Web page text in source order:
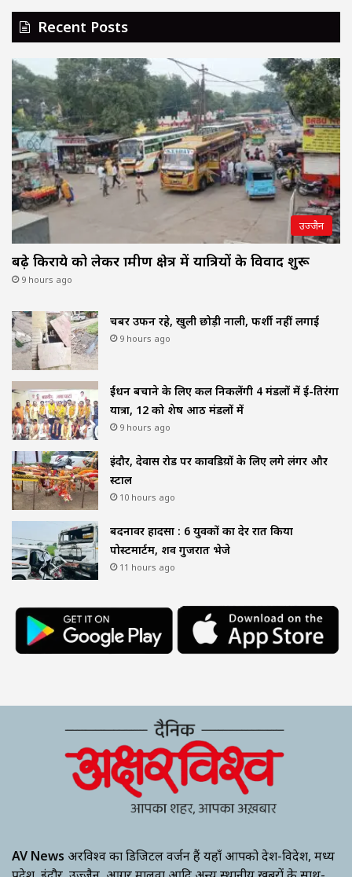
Recent Posts
उज्जैन
बढ़े किराये को लेकर ग्रामीण क्षेत्र में यात्रियों के विवाद शुरू
9 hours ago
चैंबर उफन रहे, खुली छोड़ी नाली, फर्शी नहीं लगाई
9 hours ago
ईंधन बचाने के लिए कल निकलेंगी 4 मंडलों में ई-तिरंगा
यात्रा, 12 को शेष आठ मंडलों में
9 hours ago
इंदौर, देवास रोड पर कावडिय़ों के लिए लगे लंगर और
स्टाल
10 hours ago
बदनावर हादसा : 6 युवकों का देर रात किया
पोस्टमार्टम, शव गुजरात भेजे
11 hours ago
AV News अक्षरविश्व का डिजिटल वर्जन हैं यहाँ आपको देश-विदेश, मध्य